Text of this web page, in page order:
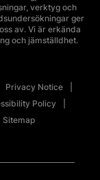
verktyg och
ger
av. Vi är erkända
och jämställdhet.
Privacy Notice
Policy
Sitemap